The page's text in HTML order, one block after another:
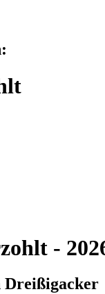
-
Dreißigacker